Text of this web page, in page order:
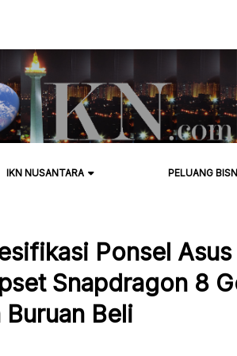
IKN NUSANTARA PELUANG
Ponsel
Snapdragon 8
Buruan Beli